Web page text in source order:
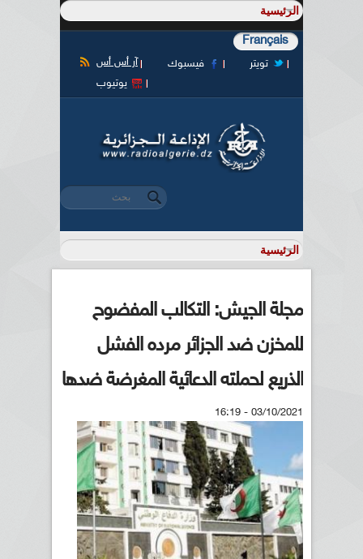
Français
آر أس أس فيسبوك
تويتر
يوتيوب
استمارة البحث
‏بحث ‏
مجلة الجيش: التكالب المفضوح
للمخزن ضد الجزائر مرده الفشل
الذريع لحملته الدعائية المغرضة ضدها
03/10/2021 - 16:19